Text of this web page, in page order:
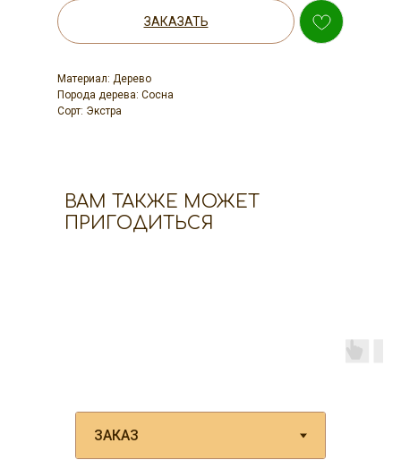
ЗАКАЗАТЬ
Материал: Дерево
Порода дерева: Сосна
Сорт: Экстра
ВАМ ТАКЖЕ МОЖЕТ
ПРИГОДИТЬСЯ